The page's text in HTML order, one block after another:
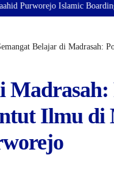
Islamic Boarding School 3
Belajar di Madrasah:
Ilmu di